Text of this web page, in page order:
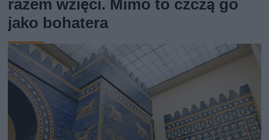
razem wzięci. Mimo to czczą go
jako bohatera